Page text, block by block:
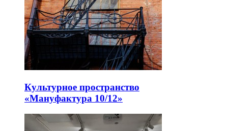
Культурное пространство
«Мануфактура 10/12»